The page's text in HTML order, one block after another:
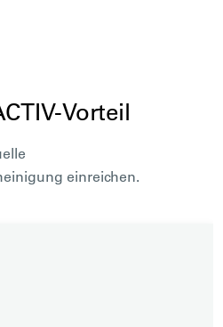
Vorteil
einreichen.